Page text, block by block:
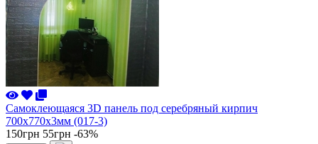
Самоклеющаяся 3D панель под серебряный кирпич
700x770x3мм (017-3)
150грн 55грн -63%